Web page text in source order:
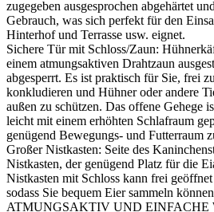
zugegeben ausgesprochen abgehärtet
Gebrauch, was sich perfekt für den
Hinterhof und Terrasse usw. eignet.
Sichere Tür mit Schloss/Zaun:
einem atmungsaktiven Drahtzaun
abgesperrt. Es ist praktisch für Sie, frei
konkludieren und Hühner oder andere
außen zu schützen. Das offene Gehege
leicht mit einem erhöhten Schlafraum
genügend Bewegungs- und Futterraum
Großer Nistkasten: Seite des
Nistkasten, der genügend Platz für die
Nistkasten mit Schloss kann frei
sodass Sie bequem Eier sammeln
ATMUNGSAKTIV UND EINFACHE